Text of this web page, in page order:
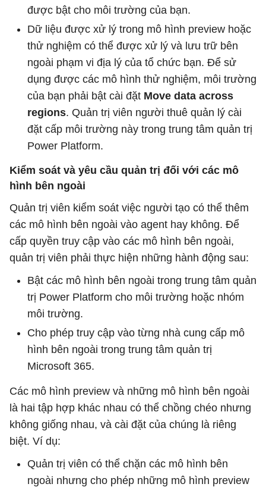
được bật cho môi trường của bạn.
Dữ liệu được xử lý trong mô hình preview hoặc
thử nghiệm có thể được xử lý và lưu trữ bên
ngoài phạm vi địa lý của tổ chức bạn. Để sử
dụng được các mô hình thử nghiệm, môi trường
của bạn phải bật cài đặt Move data across
regions. Quản trị viên người thuê quản lý cài
đặt cấp môi trường này trong trung tâm quản trị
Power Platform.
Kiểm soát và yêu cầu quản trị đối với các mô
hình bên ngoài
Quản trị viên kiểm soát việc người tạo có thể thêm
các mô hình bên ngoài vào agent hay không. Để
cấp quyền truy cập vào các mô hình bên ngoài,
quản trị viên phải thực hiện những hành động sau:
Bật các mô hình bên ngoài trong trung tâm quản
trị Power Platform cho môi trường hoặc nhóm
môi trường.
Cho phép truy cập vào từng nhà cung cấp mô
hình bên ngoài trong trung tâm quản trị
Microsoft 365.
Các mô hình preview và những mô hình bên ngoài
là hai tập hợp khác nhau có thể chồng chéo nhưng
không giống nhau, và cài đặt của chúng là riêng
biệt. Ví dụ:
Quản trị viên có thể chặn các mô hình bên
ngoài nhưng cho phép những mô hình preview